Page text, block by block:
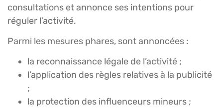
consultations et annonce ses intentions pour
réguler l’activité.
Parmi les mesures phares, sont annoncées :
la reconnaissance légale de l’activité ;
l’application des règles relatives à la publicité
;
la protection des influenceurs mineurs ;